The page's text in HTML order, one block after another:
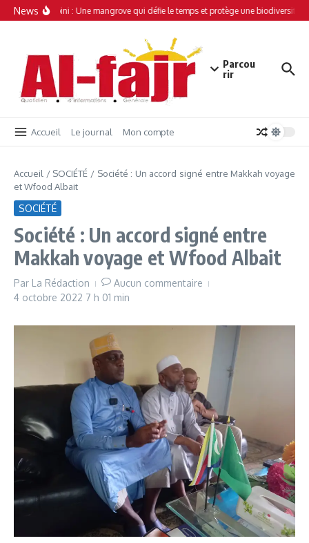
Aller au contenu
News
Simamboini : Une mangrove qui défie le temps et protège une biodiversité
Parcou
rir
Accueil Le journal Mon compte
Accueil / SOCIÉTÉ / Société : Un accord signé entre Makkah voyage
et Wfood Albait
SOCIÉTÉ
Société : Un accord signé entre
Makkah voyage et Wfood Albait
Par La Rédaction
Aucun commentaire
4 octobre 2022 7 h 01 min